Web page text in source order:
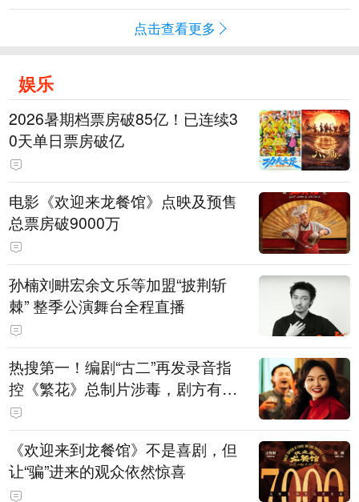
点击查看更多
娱乐
2026暑期档票房破85亿！已连续3
0天单日票房破亿
电影《欢迎来龙餐馆》点映及预售
总票房破9000万
孙楠刘畊宏余文乐等加盟“披荆斩
棘” 整季公演舞台全程直播
热搜第一！编剧“古二”再发录音指
控《繁花》总制片涉毒，剧方有税
务问题，录音中王家卫称“一点够
了，要不然又要出事”
《欢迎来到龙餐馆》不是喜剧，但
让“骗”进来的观众依然惊喜